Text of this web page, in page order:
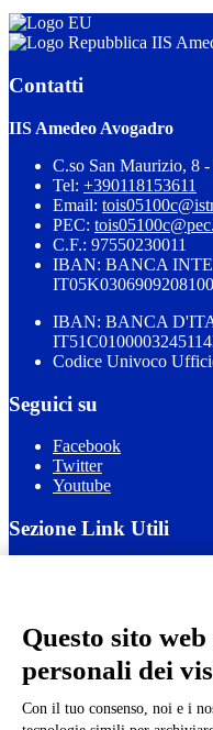
IIS
Contatti
IIS Amedeo Avogadro
C.so San Maurizio, 8
Tel: +390118153611
Email:
PEC:
C.F.: 97550230011
IBAN: BANCA
IBAN: BANCA
Codice Univoco
Seguici su
Facebook
Twitter
Youtube
Sezione Link Utili
Ufficio Relazioni con
Dichiarazione di
Obiettivi di
Gestione consensi
Questo sito
personali dei
Con il tuo consenso, noi e i